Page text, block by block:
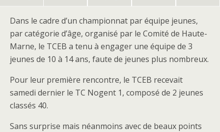
Dans le cadre d’un championnat par équipe jeunes,
par catégorie d’âge, organisé par le Comité de Haute-
Marne, le TCEB a tenu à engager une équipe de 3
jeunes de 10 à 14 ans, faute de jeunes plus nombreux.
Pour leur première rencontre, le TCEB recevait
samedi dernier le TC Nogent 1, composé de 2 jeunes
classés 40.
Sans surprise mais néanmoins avec de beaux points